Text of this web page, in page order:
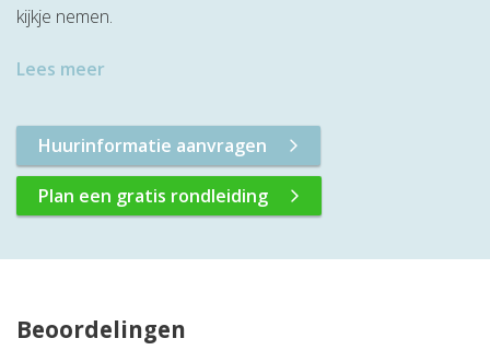
kijkje nemen.
Lees meer
Huurinformatie aanvragen
Plan een gratis rondleiding
Beoordelingen